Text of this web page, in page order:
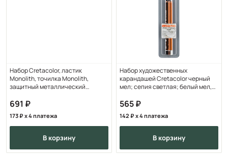
Набор Cretacolor, ластик
Monolith, точилка Monolith,
защитный металлический
691
173 x 4 платежа
в корзину
Набор художественных
карандашей Cretacolor черный
мел; сепия светлая; белый мел,
565
142 x 4 платежа
в корзину